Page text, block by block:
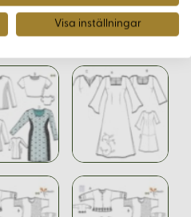
Visa inställningar